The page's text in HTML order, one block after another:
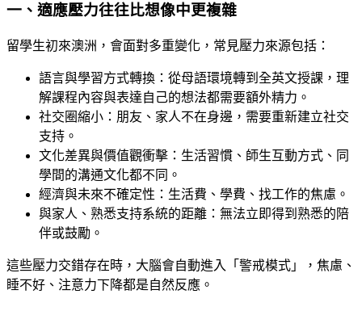
一、適應壓力往往比想像中更複雜
留學生初來澳洲，會面對多重變化，常見壓力來源包括：
語言與學習方式轉換：從母語環境轉到全英文授課，理
解課程內容與表達自己的想法都需要額外精力。
社交圈縮小：朋友、家人不在身邊，需要重新建立社交
支持。
文化差異與價值觀衝擊：生活習慣、師生互動方式、同
學間的溝通文化都不同。
經濟與未來不確定性：生活費、學費、找工作的焦慮。
與家人、熟悉支持系統的距離：無法立即得到熟悉的陪
伴或鼓勵。
這些壓力交錯存在時，大腦會自動進入「警戒模式」，焦慮、
睡不好、注意力下降都是自然反應。